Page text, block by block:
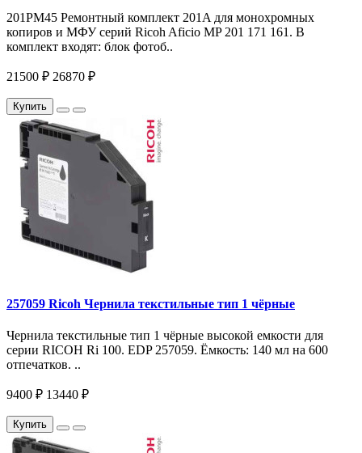
201PM45 Ремонтный комплект 201A для монохромных
копиров и МФУ серий Ricoh Aficio MP 201 171 161. В
комплект входят: блок фотоб..
21500 ₽ 26870 ₽
Купить
257059 Ricoh Чернила текстильные тип 1 чёрные
Чернила текстильные тип 1 чёрные высокой емкости для
серии RICOH Ri 100. EDP 257059. Ёмкость: 140 мл на 600
отпечатков. ..
9400 ₽ 13440 ₽
Купить